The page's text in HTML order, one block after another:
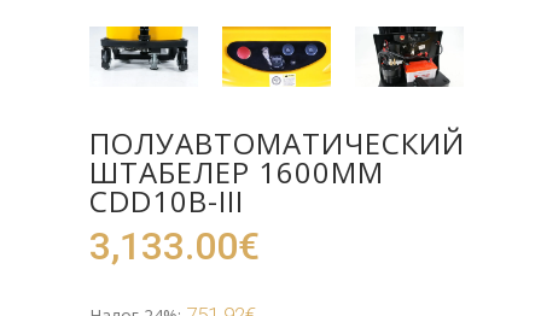
ПОЛУАВТОМАТИЧЕСКИЙ
ШТАБЕЛЕР 1600ММ
CDD10B-III
3,133.00€